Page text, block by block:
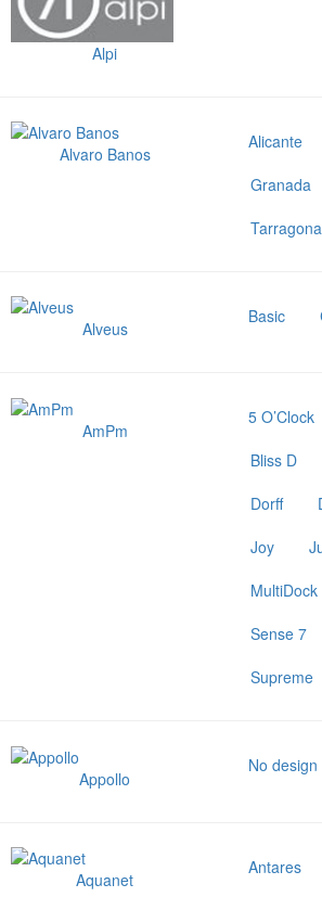
Alpi
Alvaro Banos
Alicante
Granada
Tarragona
Alveus
Basic
AmPm
5 O’Clock
Bliss D
Dorff
Joy
MultiDock
Sense 7
Supreme
Appollo
No
Aquanet
Antares